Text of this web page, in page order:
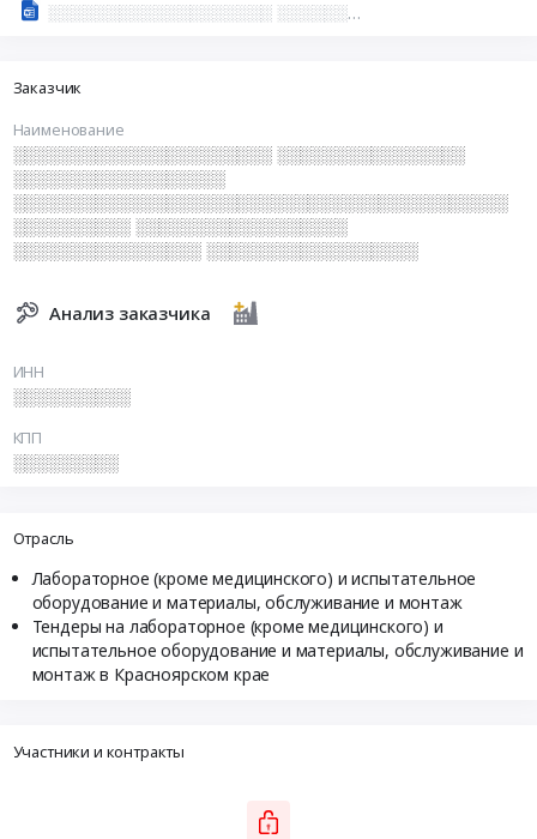
░░░░░░░░░░░░░░░░░░░ ░░░░░░░░░░░░░░░
Заказчик
Наименование
░░░░░░░░░░░░░░░░░░░░░░ ░░░░░░░░░░░░░░░░
░░░░░░░░░░░░░░░░░░
░░░░░░░░░░░░░░░░░░░░░░░░░░░░░░░░░░░░░░░░░░
░░░░░░░░░░ ░░░░░░░░░░░░░░░░░░
░░░░░░░░░░░░░░░░ ░░░░░░░░░░░░░░░░░░
Анализ заказчика
ИНН
░░░░░░░░░░
КПП
░░░░░░░░░
Отрасль
Лабораторное (кроме медицинского) и испытательное
оборудование и материалы, обслуживание и монтаж
Тендеры на лабораторное (кроме медицинского) и
испытательное оборудование и материалы, обслуживание и
монтаж в Красноярском крае
Участники и контракты